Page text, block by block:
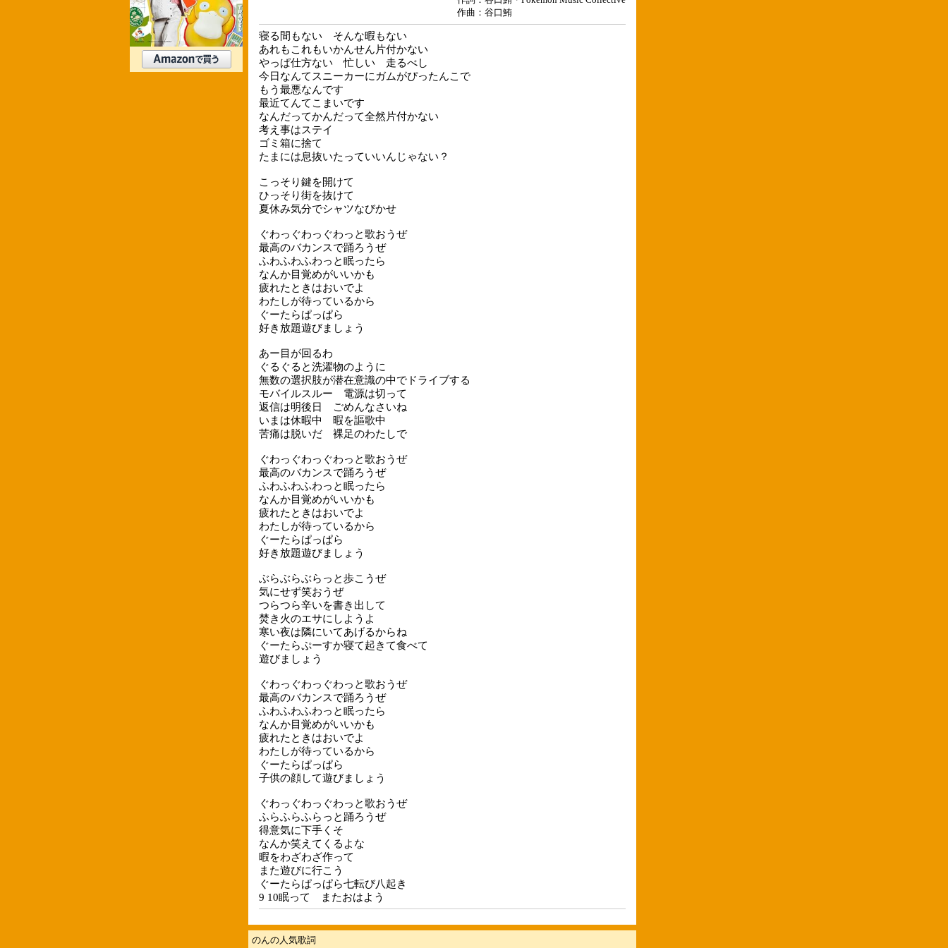
作曲：谷口鮪
寝る間もない そんな暇もない
あれもこれもいかんせん片付かない
やっぱ仕方ない 忙しい 走るべし
今日なんてスニーカーにガムがぴったんこで
もう最悪なんです
最近てんてこまいです
なんだってかんだって全然片付かない
考え事はステイ
ゴミ箱に捨て
たまには息抜いたっていいんじゃない？
こっそり鍵を開けて
ひっそり街を抜けて
夏休み気分でシャツなびかせ
ぐわっぐわっぐわっと歌おうぜ
最高のバカンスで踊ろうぜ
ふわふわふわっと眠ったら
なんか目覚めがいいかも
疲れたときはおいでよ
わたしが待っているから
ぐーたらぱっぱら
好き放題遊びましょう
あー目が回るわ
ぐるぐると洗濯物のように
無数の選択肢が潜在意識の中でドライブする
モバイルスルー 電源は切って
返信は明後日 ごめんなさいね
いまは休暇中 暇を謳歌中
苦痛は脱いだ 裸足のわたしで
ぐわっぐわっぐわっと歌おうぜ
最高のバカンスで踊ろうぜ
ふわふわふわっと眠ったら
なんか目覚めがいいかも
疲れたときはおいでよ
わたしが待っているから
ぐーたらぱっぱら
好き放題遊びましょう
ぶらぶらぶらっと歩こうぜ
気にせず笑おうぜ
つらつら辛いを書き出して
焚き火のエサにしようよ
寒い夜は隣にいてあげるからね
ぐーたらぷーすか寝て起きて食べて
遊びましょう
ぐわっぐわっぐわっと歌おうぜ
最高のバカンスで踊ろうぜ
ふわふわふわっと眠ったら
なんか目覚めがいいかも
疲れたときはおいでよ
わたしが待っているから
ぐーたらぱっぱら
子供の顔して遊びましょう
ぐわっぐわっぐわっと歌おうぜ
ふらふらふらっと踊ろうぜ
得意気に下手くそ
なんか笑えてくるよな
暇をわざわざ作って
また遊びに行こう
ぐーたらぱっぱら七転び八起き
9 10眠って またおはよう
のんの人気歌詞